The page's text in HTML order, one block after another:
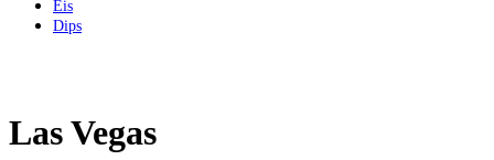
Eis
Dips
Las Vegas